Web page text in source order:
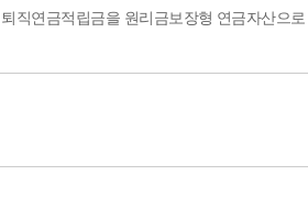
직연금적립금을 원리금보장형 연금자산으